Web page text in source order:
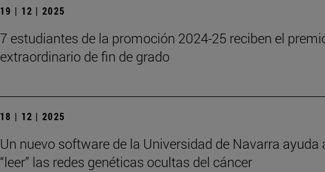
19 | 12 | 2025
7 estudiantes de la promoción 2024-25 reciben el
extraordinario de fin de grado
18 | 12 | 2025
Un nuevo software de la Universidad de Navarra ayuda
“leer” las redes genéticas ocultas del cáncer